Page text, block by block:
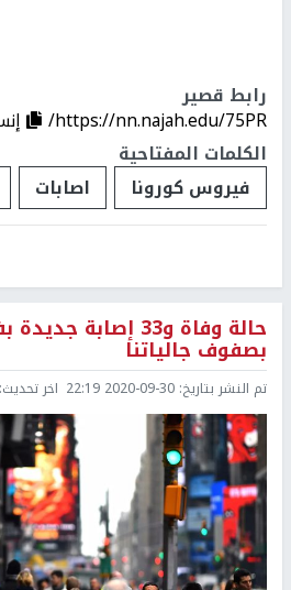
رابط قصير
https://nn.najah.edu/75PR/
الكلمات المفتاحية
فيروس كورونا
اصابات
حالة وفاة و33
بصفوف جالياتنا
تم النشر بتاريخ: 2020-09-30 22:19 اخر تحديث: